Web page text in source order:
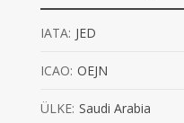
IATA: JED
ICAO: OEJN
ÜLKE: Saudi Arabia